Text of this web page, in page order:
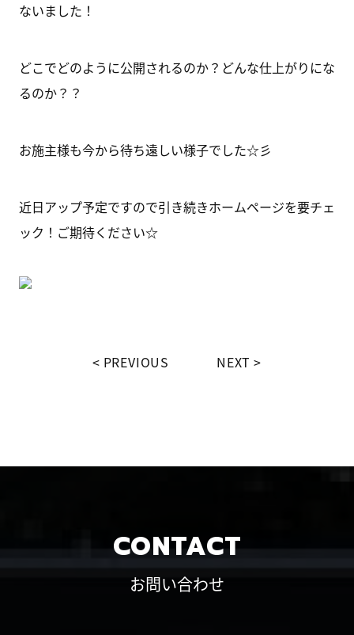
ないました！
どこでどのように公開されるのか？どんな仕上がりにな
るのか？？
お施主様も今から待ち遠しい様子でした☆彡
近日アップ予定ですので引き続きホームページを要チェ
ック！ご期待ください☆
PREVIOUS NEXT
CONTACT
お問い合わせ